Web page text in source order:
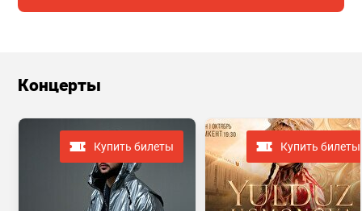
Концерты
Купить билеты Купить билеты